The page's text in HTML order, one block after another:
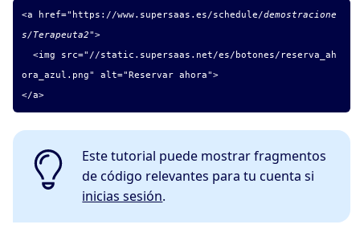
<a href=" https://www.supersaas.es/schedule/demostracione
s/Terapeuta2">
<img src="//static.supersaas.net/es/botones/reserva_ah
ora_azul.png" alt="Reservar ahora">
</a>
Este tutorial puede mostrar fragmentos
de código relevantes para tu cuenta si
inicias sesión.